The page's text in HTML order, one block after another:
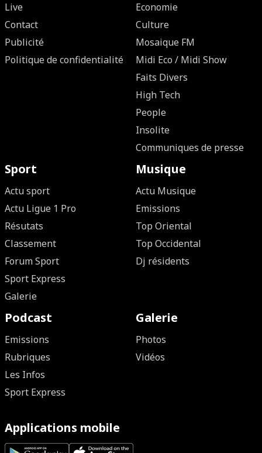
Live
Contact
Publicité
Politique de confidentialité
Economie
Culture
Mosaique FM
Midi Eco / Midi Show
Faits Divers
High Tech
People
Insolite
Communiques de presse
Sport
Actu sport
Actu Ligue 1 Pro
Résutats
Classement
Forum Sport
Sport Express
Galerie
Musique
Actu Musique
Emissions
Top Oriental
Top Occidental
Dj résidents
Podcast
Emissions
Rubriques
Les Infos
Sport Express
Galerie
Photos
Vidéos
Applications mobile